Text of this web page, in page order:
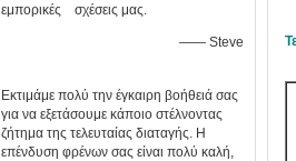
εμπορικές σχέσεις μας.
—— Steve
Εκτιμάμε πολύ την έγκαιρη βοήθειά σας
για να εξετάσουμε κάποιο στέλνοντας
ζήτημα της τελευταίας διαταγής. Η
επένδυση φρένων σας είναι πολύ καλή,